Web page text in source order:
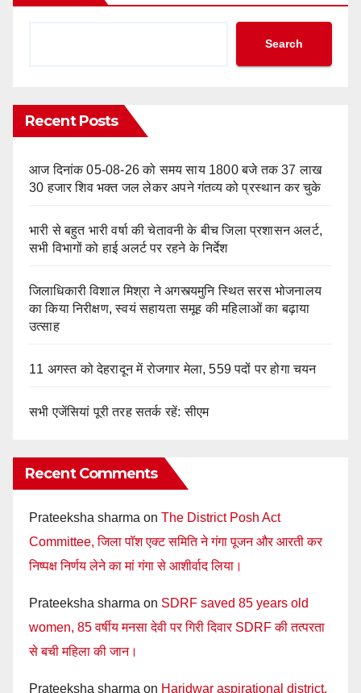
Search
Recent Posts
आज दिनांक 05-08-26 को समय साय 1800 बजे तक 37 लाख
30 हजार शिव भक्त जल लेकर अपने गंतव्य को प्रस्थान कर चुके
भारी से बहुत भारी वर्षा की चेतावनी के बीच जिला प्रशासन अलर्ट,
सभी विभागों को हाई अलर्ट पर रहने के निर्देश
जिलाधिकारी विशाल मिश्रा ने अगस्त्यमुनि स्थित सरस भोजनालय
का किया निरीक्षण, स्वयं सहायता समूह की महिलाओं का बढ़ाया
उत्साह
11 अगस्त को देहरादून में रोजगार मेला, 559 पदों पर होगा चयन
सभी एजेंसियां पूरी तरह सतर्क रहें: सीएम
Recent Comments
Prateeksha sharma on The District Posh Act
Committee, जिला पॉश एक्ट समिति ने गंगा पूजन और आरती कर
निष्पक्ष निर्णय लेने का मां गंगा से आशीर्वाद लिया।
Prateeksha sharma on SDRF saved 85 years old
women, 85 वर्षीय मनसा देवी पर गिरी दिवार SDRF की तत्परता
से बची महिला की जान।
Prateeksha sharma on Haridwar aspirational district,